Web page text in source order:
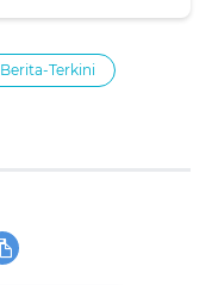
Berita-Terkini